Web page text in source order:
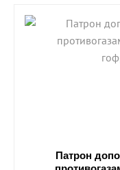
Патрон